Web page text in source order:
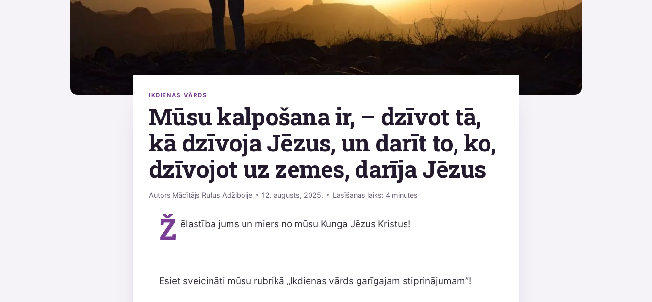
IKDIENAS VĀRDS
Mūsu kalpošana ir, – dzīvot tā,
kā dzīvoja Jēzus, un darīt to, ko,
dzīvojot uz zemes, darīja Jēzus
Autors Mācītājs Rufus Adžiboije 12. augusts, 2025. Lasīšanas laiks: 4 minutes
Ž ēlastība jums un miers no mūsu Kunga Jēzus Kristus!
Esiet sveicināti mūsu rubrikā „Ikdienas vārds garīgajam stiprinājumam”!